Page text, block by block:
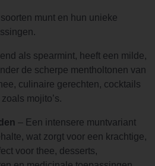
munt en hun unieke
als spearmint, heeft een milde,
de scherpe mentholtonen van
culinaire gerechten, cocktails
mojito’s.
– Een intensere muntvariant
wat zorgt voor een krachtige,
voor thee, desserts,